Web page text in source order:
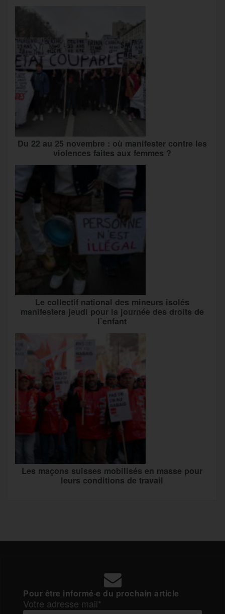
Du 22 au 25 novembre : où manifester contre les
violences faites aux femmes ?
Le collectif national des mineurs isolés
manifestera jeudi pour la journée des droits de
l’enfant
Les maçons suisses mobilisés en masse pour
leurs conditions de travail
Pour être informé·e du prochain article
Votre adresse mail*